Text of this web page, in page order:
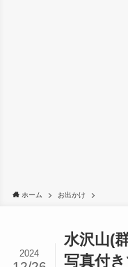
ホーム お出かけ
水沢山(
写真付
2024